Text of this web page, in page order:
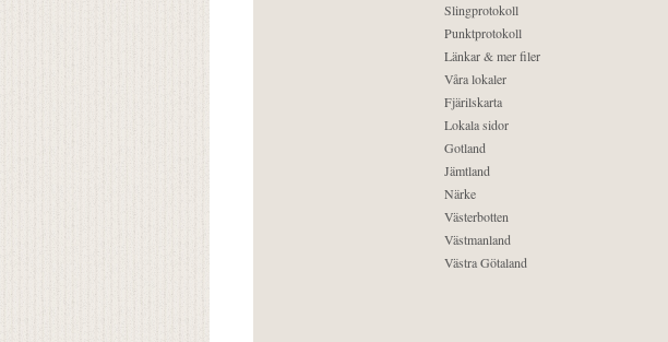
Slingprotokoll
Punktprotokoll
Länkar & mer filer
Våra lokaler
Fjärilskarta
Lokala sidor
Gotland
Jämtland
Närke
Västerbotten
Västmanland
Västra Götaland